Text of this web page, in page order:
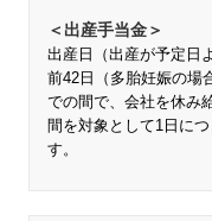
＜出産手当金＞
出産日（出産が予定日
前42日（多胎妊娠の場
での間で、会社を休み
間を対象として1日に
す。